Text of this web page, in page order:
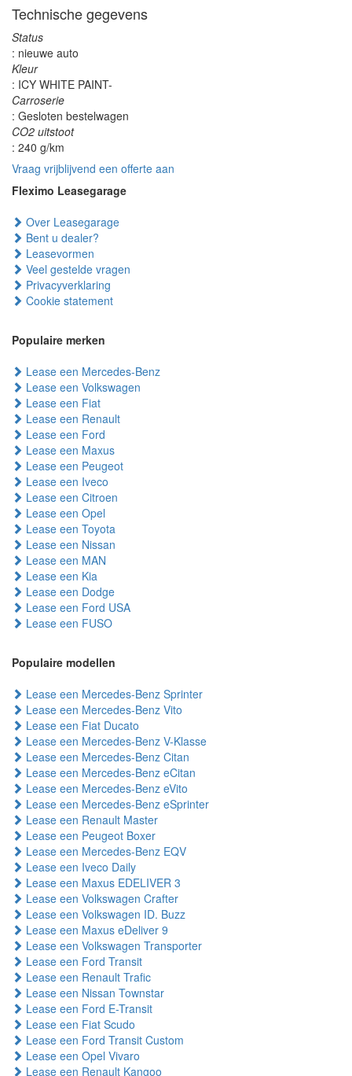
Technische gegevens
Status
: nieuwe auto
Kleur
: ICY WHITE PAINT-
Carroserie
: Gesloten bestelwagen
CO2 uitstoot
: 240 g/km
Vraag vrijblijvend een offerte aan
Fleximo Leasegarage
Over Leasegarage
Bent u dealer?
Leasevormen
Veel gestelde vragen
Privacyverklaring
Cookie statement
Populaire merken
Lease een Mercedes-Benz
Lease een Volkswagen
Lease een Fiat
Lease een Renault
Lease een Ford
Lease een Maxus
Lease een Peugeot
Lease een Iveco
Lease een Citroen
Lease een Opel
Lease een Toyota
Lease een Nissan
Lease een MAN
Lease een Kia
Lease een Dodge
Lease een Ford USA
Lease een FUSO
Populaire modellen
Lease een Mercedes-Benz Sprinter
Lease een Mercedes-Benz Vito
Lease een Fiat Ducato
Lease een Mercedes-Benz V-Klasse
Lease een Mercedes-Benz Citan
Lease een Mercedes-Benz eCitan
Lease een Mercedes-Benz eVito
Lease een Mercedes-Benz eSprinter
Lease een Renault Master
Lease een Peugeot Boxer
Lease een Mercedes-Benz EQV
Lease een Iveco Daily
Lease een Maxus EDELIVER 3
Lease een Volkswagen Crafter
Lease een Volkswagen ID. Buzz
Lease een Maxus eDeliver 9
Lease een Volkswagen Transporter
Lease een Ford Transit
Lease een Renault Trafic
Lease een Nissan Townstar
Lease een Ford E-Transit
Lease een Fiat Scudo
Lease een Ford Transit Custom
Lease een Opel Vivaro
Lease een Renault Kangoo